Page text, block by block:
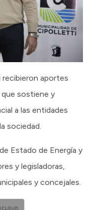
aportes
que sostiene y
a las entidades
sociedad.
Estado de Energía y
y legisladoras,
y concejales.